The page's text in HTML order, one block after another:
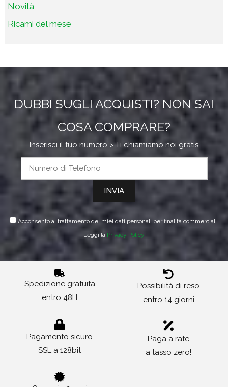
Novità
Ricami del mese
DUBBI SUGLI ACQUISTI? NON SAI
COSA COMPRARE?
Inserisci il tuo numero > Ti chiamiamo noi gratis
Acconsento al trattamento dei miei dati personali per finalità commerciali.
Leggi la Privacy Policy
Spedizione gratuita
entro 48H
Possibilità di reso
entro 14 giorni
Pagamento sicuro
SSL a 128bit
Paga a rate
a tasso zero!